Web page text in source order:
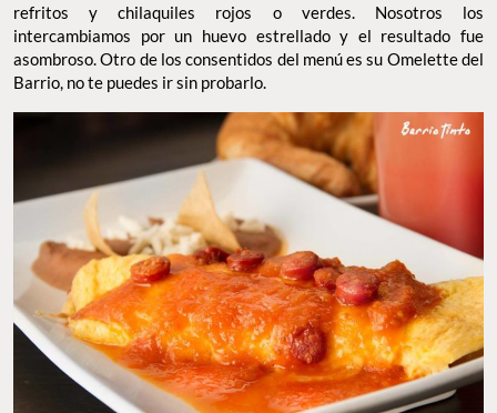
refritos y chilaquiles rojos o verdes. Nosotros los
intercambiamos por un huevo estrellado y el resultado fue
asombroso. Otro de los consentidos del menú es su Omelette del
Barrio, no te puedes ir sin probarlo.